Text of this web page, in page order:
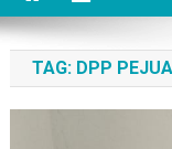
TAG: DPP